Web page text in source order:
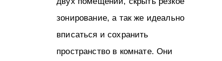
зонирование, а так же идеально
вписаться и сохранить
пространство в комнате. Они